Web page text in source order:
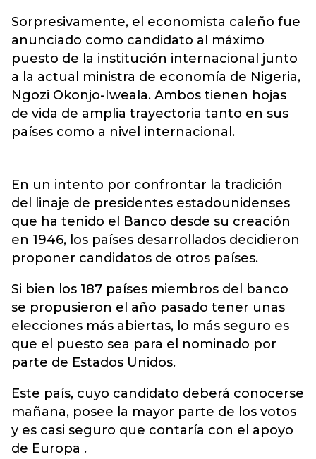
Sorpresivamente, el economista caleño fue
anunciado como candidato al máximo
puesto de la institución internacional junto
a la actual ministra de economía de Nigeria,
Ngozi Okonjo-Iweala. Ambos tienen hojas
de vida de amplia trayectoria tanto en sus
países como a nivel internacional.
En un intento por confrontar la tradición
del linaje de presidentes estadounidenses
que ha tenido el Banco desde su creación
en 1946, los países desarrollados decidieron
proponer candidatos de otros países.
Si bien los 187 países miembros del banco
se propusieron el año pasado tener unas
elecciones más abiertas, lo más seguro es
que el puesto sea para el nominado por
parte de Estados Unidos.
Este país, cuyo candidato deberá conocerse
mañana, posee la mayor parte de los votos
y es casi seguro que contaría con el apoyo
de Europa .